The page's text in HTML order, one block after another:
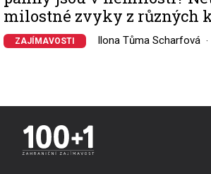
milostné zvyky z různých
ZAJÍMAVOSTI Ilona Tůma Scharfová